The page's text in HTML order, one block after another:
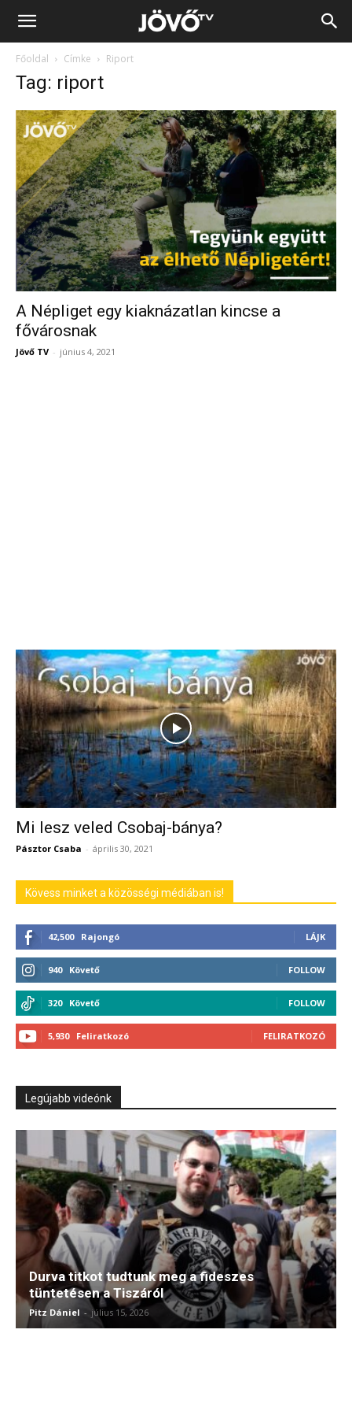
Jövő
Főoldal Címke Riport
Tag: riport
A Népliget egy kiaknázatlan kincse a
fővárosnak
Jövő TV - június 4, 2021
Mi lesz veled Csobaj-bánya?
Pásztor Csaba - április 30, 2021
Kövess minket a közösségi médiában is!
42,500 Rajongó LÁJK
940 Követő FOLLOW
320 Követő FOLLOW
5,930 Feliratkozó FELIRATKOZÓ
Legújabb videónk
Durva titkot tudtunk meg a fideszes
tüntetésen a Tiszáról
Pitz Dániel - július 15, 2026